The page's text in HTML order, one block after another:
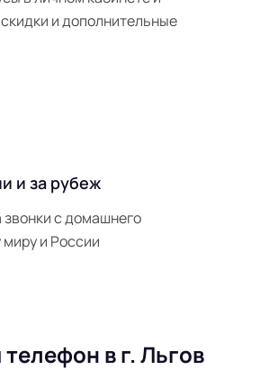
и дополнительные
и за рубеж
с домашнего
и России
в г. Льгов